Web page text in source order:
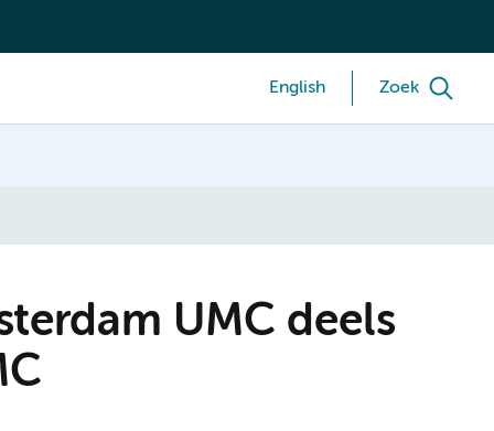
English Zoek
UMC deels